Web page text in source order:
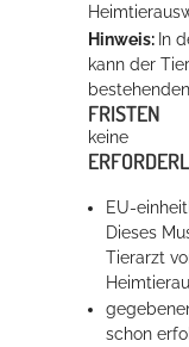
Hinweis: In
kann der
FRISTEN
keine
EU-
Dieses
Tierarzt
schon